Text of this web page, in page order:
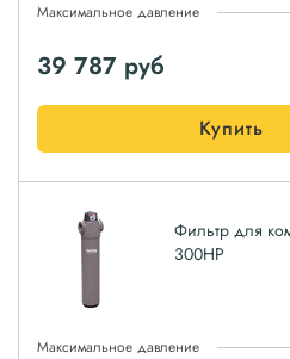
Максимальное давление
39 787 руб
Купить
Фильтр для
300HP
Максимальное давление